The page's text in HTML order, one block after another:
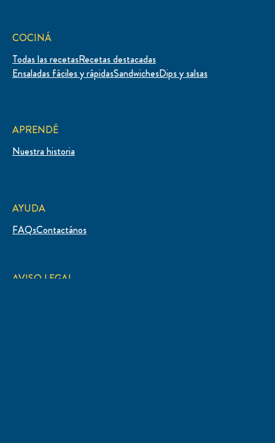
COCINÁ
Todas las recetasRecetas destacadas
Ensaladas fáciles y rápidasSandwichesDips y salsas
APRENDÉ
Nuestra historia
AYUDA
FAQsContactános
AVISO LEGAL